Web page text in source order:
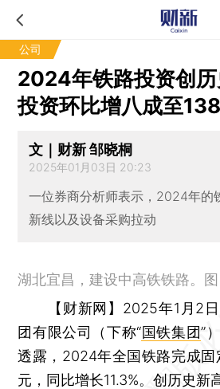
公司
2024年铁路投资创历
投资环比增八成至
文｜财新 邹晓桐
2025年01月03日 20:23
一位券商分析师表示，2024年的
新线以及设备采购拉动
湖北宜昌，建设中高铁铁路。
【财新网】 2025年1月2
团有限公司（下称“国铁集团”
透露，2024年全国铁路完成
元，同比增长11.3%。创历史新